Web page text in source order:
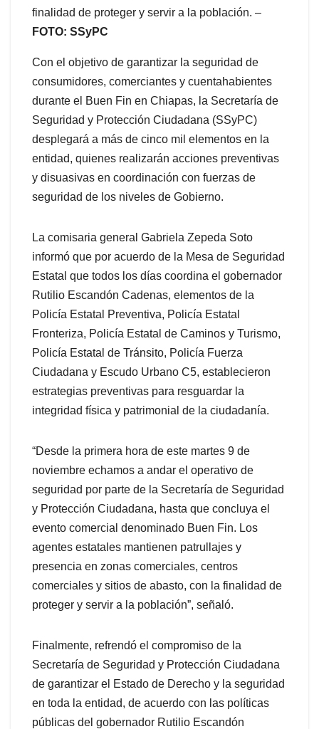
finalidad de proteger y servir a la población. –
FOTO: SSyPC
Con el objetivo de garantizar la seguridad de
consumidores, comerciantes y cuentahabientes
durante el Buen Fin en Chiapas, la Secretaría de
Seguridad y Protección Ciudadana (SSyPC)
desplegará a más de cinco mil elementos en la
entidad, quienes realizarán acciones preventivas
y disuasivas en coordinación con fuerzas de
seguridad de los niveles de Gobierno.
La comisaria general Gabriela Zepeda Soto
informó que por acuerdo de la Mesa de Seguridad
Estatal que todos los días coordina el gobernador
Rutilio Escandón Cadenas, elementos de la
Policía Estatal Preventiva, Policía Estatal
Fronteriza, Policía Estatal de Caminos y Turismo,
Policía Estatal de Tránsito, Policía Fuerza
Ciudadana y Escudo Urbano C5, establecieron
estrategias preventivas para resguardar la
integridad física y patrimonial de la ciudadanía.
“Desde la primera hora de este martes 9 de
noviembre echamos a andar el operativo de
seguridad por parte de la Secretaría de Seguridad
y Protección Ciudadana, hasta que concluya el
evento comercial denominado Buen Fin. Los
agentes estatales mantienen patrullajes y
presencia en zonas comerciales, centros
comerciales y sitios de abasto, con la finalidad de
proteger y servir a la población”, señaló.
Finalmente, refrendó el compromiso de la
Secretaría de Seguridad y Protección Ciudadana
de garantizar el Estado de Derecho y la seguridad
en toda la entidad, de acuerdo con las políticas
públicas del gobernador Rutilio Escandón